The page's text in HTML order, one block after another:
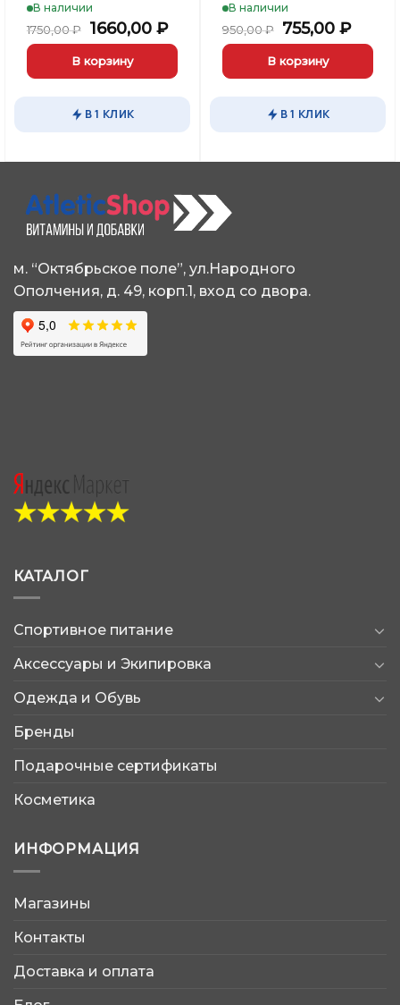
В наличии
1750,00₽
Первоначальная
цена
составляла
1750,00 ₽.
1660,00 ₽Текущая
цена:
В корзину
В 1 КЛИК
В наличии
950,00₽
цена
составляла
950,00 ₽.
755,00 ₽
цена:
В корзину
В 1 КЛИК
м. “Октябрьское поле”, ул.Народного
Ополчения, д. 49, корп.1, вход со двора.
КАТАЛОГ
Спортивное питание
Аксессуары и Экипировка
Одежда и Обувь
Бренды
Подарочные сертификаты
Косметика
ИНФОРМАЦИЯ
Магазины
Контакты
Доставка и оплата